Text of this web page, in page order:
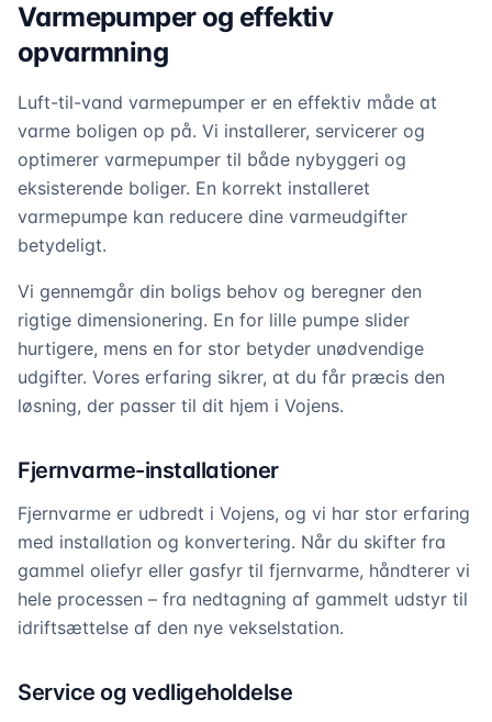
Varmepumper og effektiv
opvarmning
Luft-til-vand varmepumper er en effektiv måde at
varme boligen op på. Vi installerer, servicerer og
optimerer varmepumper til både nybyggeri og
eksisterende boliger. En korrekt installeret
varmepumpe kan reducere dine varmeudgifter
betydeligt.
Vi gennemgår din boligs behov og beregner den
rigtige dimensionering. En for lille pumpe slider
hurtigere, mens en for stor betyder unødvendige
udgifter. Vores erfaring sikrer, at du får præcis den
løsning, der passer til dit hjem i Vojens.
Fjernvarme-installationer
Fjernvarme er udbredt i Vojens, og vi har stor erfaring
med installation og konvertering. Når du skifter fra
gammel oliefyr eller gasfyr til fjernvarme, håndterer vi
hele processen – fra nedtagning af gammelt udstyr til
idriftsættelse af den nye vekselstation.
Service og vedligeholdelse